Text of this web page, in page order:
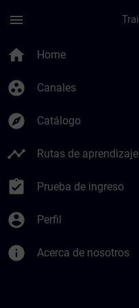
menu
home Home
group_work Canales
explore Catálogo
timeline Rutas de aprendizaje
assignment_turned_in Prueba de ingreso
account_circle Perfil
info Acerca de nosotros